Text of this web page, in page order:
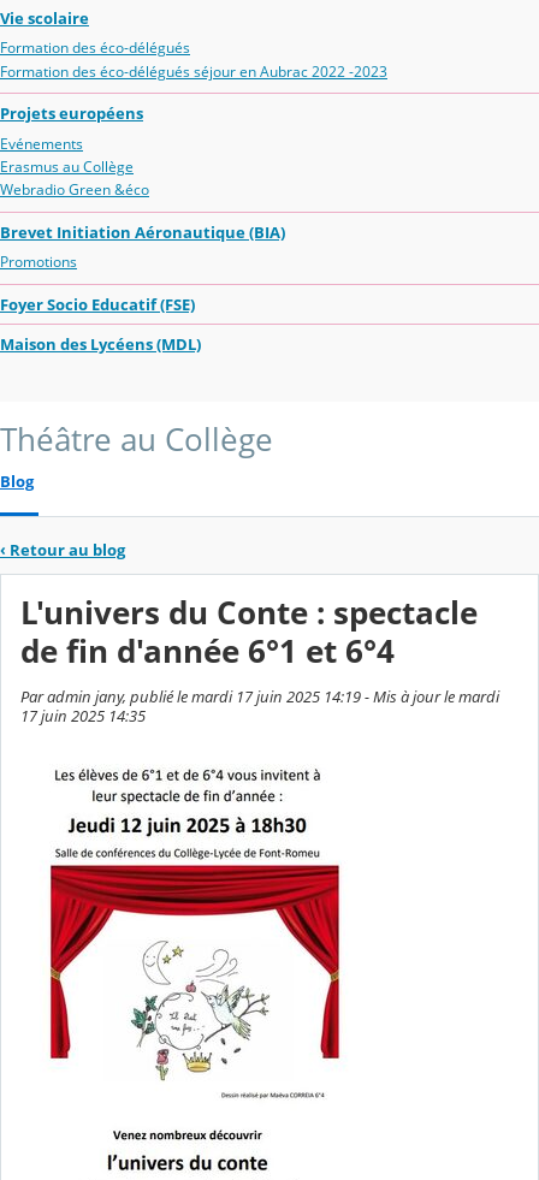
Vie scolaire
Formation des éco-délégués
Formation des éco-délégués séjour en Aubrac 2022 -2023
Projets européens
Evénements
Erasmus au Collège
Webradio Green &éco
Brevet Initiation Aéronautique (BIA)
Promotions
Foyer Socio Educatif (FSE)
Maison des Lycéens (MDL)
Théâtre au Collège
Blog
‹ Retour au blog
L'univers du Conte : spectacle
de fin d'année 6°1 et 6°4
Par admin jany, publié le mardi 17 juin 2025 14:19 - Mis à jour le mardi
17 juin 2025 14:35